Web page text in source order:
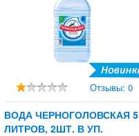
Отзывы: 0
ВОДА ЧЕРНОГОЛОВСКАЯ 5
ЛИТРОВ, 2ШТ. В УП.